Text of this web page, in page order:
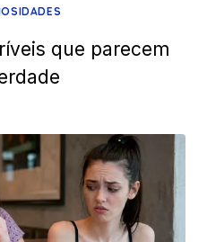
que parecem